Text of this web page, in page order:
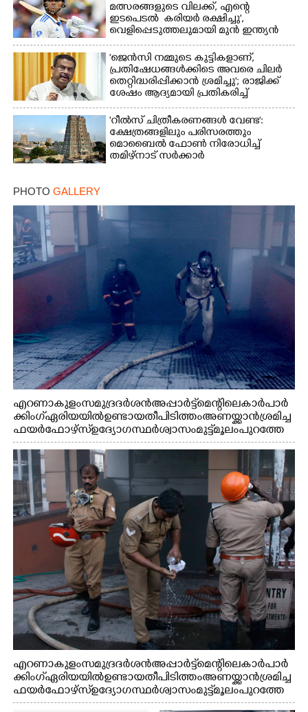
മത്സരങ്ങളുടെ വിലക്ക്, എന്റെ
ഇടപെടൽ കരിയർ രക്ഷിച്ചു',​
വെളിപ്പെടുത്തലുമായി മുൻ ഇന്ത്യൻ
ക്യാപ്‌ടൻ
'ജെൻസി നമ്മുടെ കുട്ടികളാണ്,
പ്രതിഷേധങ്ങൾക്കിടെ അവരെ ചിലർ
തെറ്റിദ്ധരിപ്പിക്കാൻ ശ്രമിച്ചു'; രാജിക്ക്
ശേഷം ആദ്യമായി പ്രതികരിച്ച്
ധർമ്മേന്ദ്ര പ്രധാൻ
'റീൽസ് ചിത്രീകരണങ്ങൾ വേണ്ട':
ക്ഷേത്രങ്ങളിലും പരിസരത്തും
മൊബൈൽ ഫോൺ നിരോധിച്ച്
തമിഴ്നാട് സർക്കാർ
PHOTO GALLERY
എറണാകുളം സമുദ്ര ദർശൻ അപ്പാർട്ട്മെന്റിലെ കാർ പാർ
ക്കിംഗ് ഏരിയയിൽ ഉണ്ടായ തീപിടിത്തം അണയ്ക്കാൻ ശ്രമിച്ച
ഫയർഫോഴ്സ് ഉദ്യോഗസ്ഥർ ശ്വാസം മുട്ട് മൂലം പുറത്തേ
ക്കിറങ്ങി വരുന്നു
എറണാകുളം സമുദ്ര ദർശൻ അപ്പാർട്ട്മെന്റിലെ കാർ പാർ
ക്കിംഗ് ഏരിയയിൽ ഉണ്ടായ തീപിടിത്തം അണയ്ക്കാൻ ശ്രമിച്ച
ഫയർഫോഴ്സ് ഉദ്യോഗസ്ഥർ ശ്വാസം മുട്ട് മൂലം പുറത്തേ
ക്കിറങ്ങി മുഖം കഴുകുന്നു